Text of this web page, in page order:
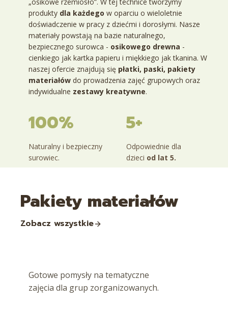
„osikowe rzemiosło”. W tej technice tworzymy
produkty dla każdego w oparciu o wieloletnie
doświadczenie w pracy z dziećmi i dorosłymi. Nasze
materiały powstają na bazie naturalnego,
bezpiecznego surowca - osikowego drewna -
cienkiego jak kartka papieru i miękkiego jak tkanina. W
naszej ofercie znajdują się płatki, paski, pakiety
materiałów do prowadzenia zajęć grupowych oraz
indywidualne zestawy kreatywne.
100%
Naturalny i bezpieczny
surowiec.
5+
Odpowiednie dla
dzieci od lat 5.
Pakiety materiałów
Zobacz wszystkie
Gotowe pomysły na tematyczne
zajęcia dla grup zorganizowanych.